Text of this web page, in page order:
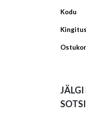
Kodu